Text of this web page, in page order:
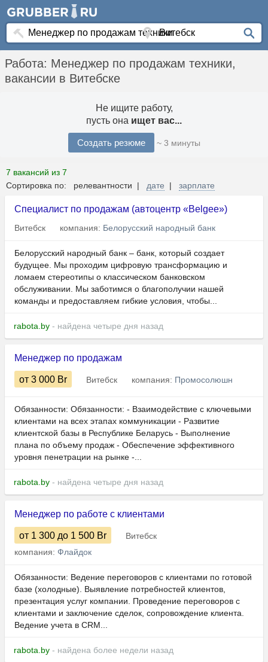
Работа: Менеджер по продажам техники,
вакансии в Витебске
Не ищите работу,
пусть она ищет вас...
Создать резюме ~ 3 минуты
7 вакансий из 7
Сортировка по: релевантности | дате | зарплате
Специалист по продажам (автоцентр «Belgee»)
Витебск компания: Белорусский народный банк
Белорусский народный банк – банк, который создает
будущее. Мы проходим цифровую трансформацию и
ломаем стереотипы о классическом банковском
обслуживании. Мы заботимся о благополучии нашей
команды и предоставляем гибкие условия, чтобы...
rabota.by - найдена четыре дня назад
Менеджер по продажам
от 3 000 Br Витебск компания: Промосолюшн
Обязанности: Обязанности: - Взаимодействие с ключевыми
клиентами на всех этапах коммуникации - Развитие
клиентской базы в Республике Беларусь - Выполнение
плана по объему продаж - Обеспечение эффективного
уровня пенетрации на рынке -...
rabota.by - найдена четыре дня назад
Менеджер по работе с клиентами
от 1 300 до 1 500 Br
Витебск
компания: Флайдок
Обязанности: Ведение переговоров с клиентами по готовой
базе (холодные). Выявление потребностей клиентов,
презентация услуг компании. Проведение переговоров с
клиентами и заключение сделок, сопровождение клиента.
Ведение учета в CRM...
rabota.by - найдена более недели назад